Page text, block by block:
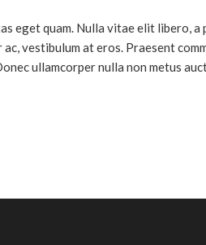
eget quam. Nulla vitae elit libero, a
vestibulum at eros. Praesent
ullamcorper nulla non metus